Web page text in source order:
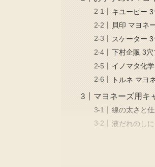
キユーピー 3
貝印 マヨネ
スケーター
下村企販 3穴
イノマタ化
トルネ マヨ
マヨネーズ用キ
線の太さと
液だれのし